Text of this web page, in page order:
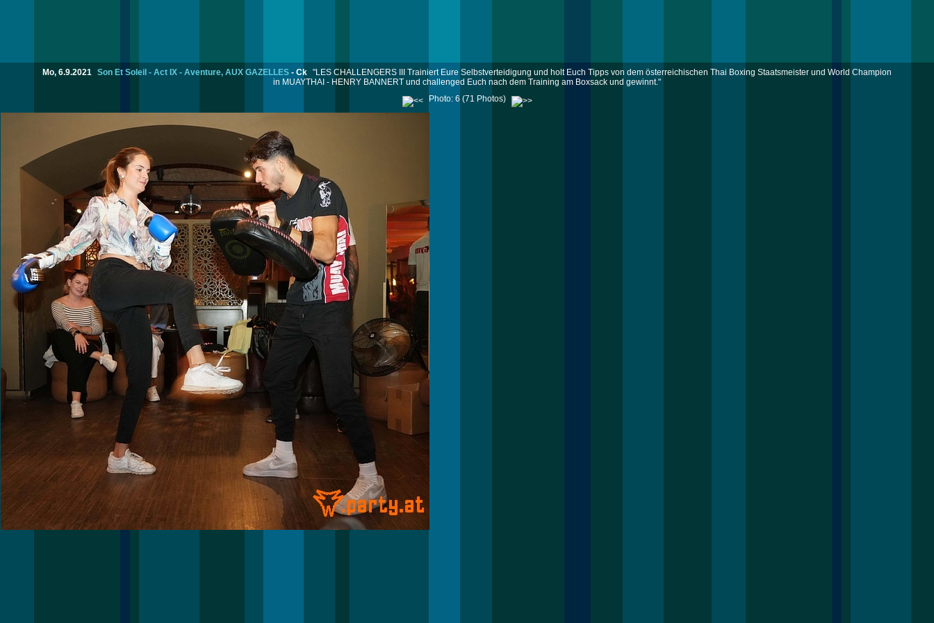
Mo, 6.9.2021 Son Et Soleil - Act IX - Aventure, AUX GAZELLES - Ck "LES CHALLENGERS III Trainiert Eure Selbstverteidigung und holt Euch Tipps von dem österreichischen Thai Boxing Staatsmeister und World Champion
in MUAYTHAI - HENRY BANNERT und challenged Euch nach dem Training am Boxsack und gewinnt."
Photo: 6 (71 Photos)